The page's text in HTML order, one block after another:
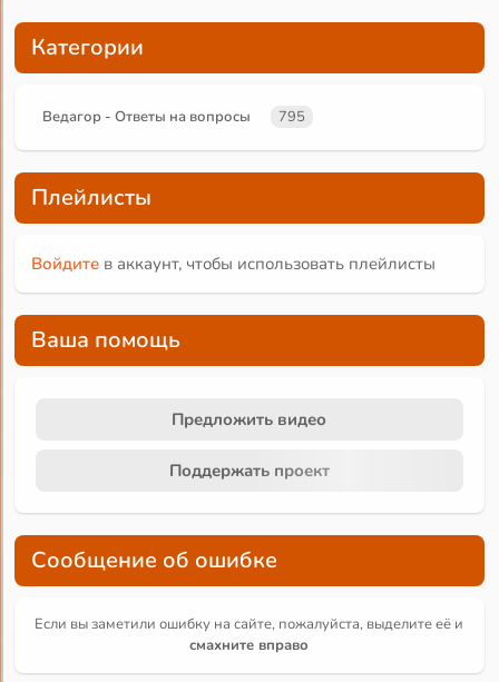
Категории
Ведагор - Ответы на вопросы 795
Плейлисты
Войдите в аккаунт, чтобы использовать плейлисты
Ваша помощь
Предложить видео
Поддержать проект
Сообщение об ошибке
Если вы заметили ошибку на сайте, пожалуйста, выделите её и
смахните вправо